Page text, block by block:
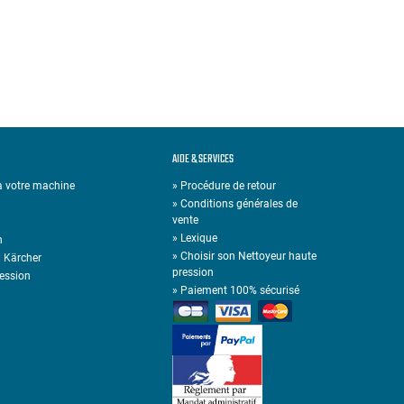
votre machine
Kärcher
AIDE & SERVICES
» Procédure de retour
» Conditions générales de
vente
» Lexique
» Choisir son Nettoyeur haute
pression
» Paiement 100% sécurisé